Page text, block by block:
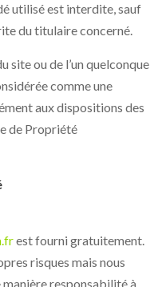
utilisé est interdite, sauf
du titulaire concerné.
site ou de l’un quelconque
comme une
aux dispositions des
de Propriété
est fourni gratuitement.
risques mais nous
manière responsabilité à